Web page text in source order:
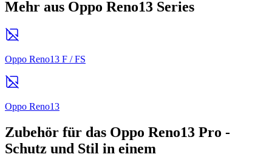
Mehr aus Oppo Reno13 Series
Oppo Reno13 F / FS
Oppo Reno13
Zubehör für das Oppo Reno13 Pro -
Schutz und Stil in einem